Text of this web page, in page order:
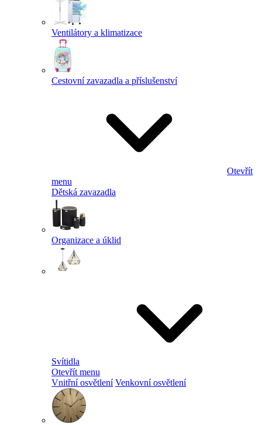
Ventilátory a klimatizace
Cestovní zavazadla a příslušenství
Otevřít
menu
Dětská zavazadla
Organizace a úklid
Svítidla
Otevřít menu
Vnitřní osvětlení Venkovní osvětlení